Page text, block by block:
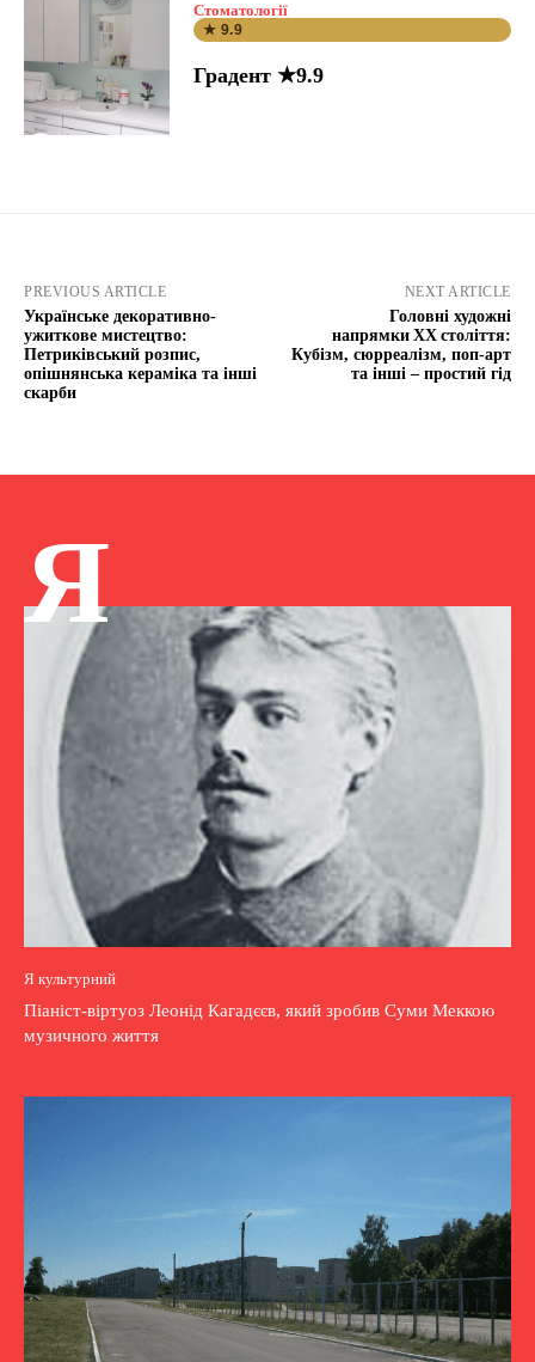
Стоматології
★ 9.9
Градент ★9.9
PREVIOUS ARTICLE
Українське декоративно-
ужиткове мистецтво:
Петриківський розпис,
опішнянська кераміка та інші
скарби
NEXT ARTICLE
Головні художні
напрямки ХХ століття:
Кубізм, сюрреалізм, поп‑арт
та інші – простий гід
Я
Я культурний
Піаніст-віртуоз Леонід Кагадєєв, який зробив Суми Меккою
музичного життя